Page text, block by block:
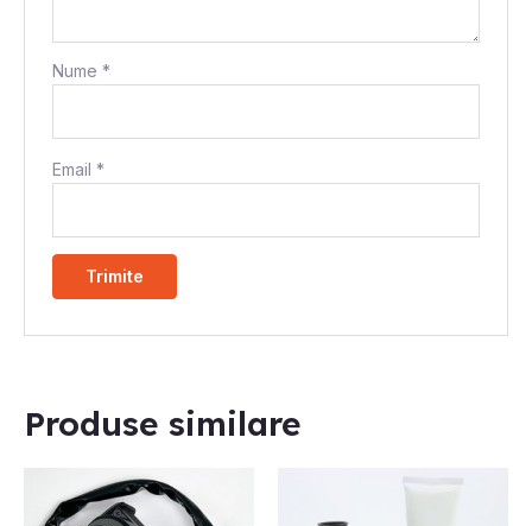
Nume*
Email*
Produse similare